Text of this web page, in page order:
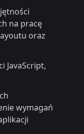
na pracę
oraz
JavaScript,
wymagań